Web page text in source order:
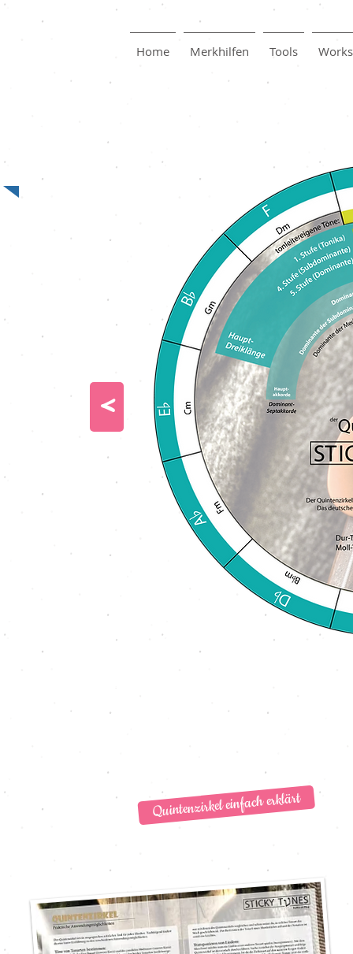
Home Merkhilfen Tools
Der Quintenzirkel
Interaktive Version
<
er Quintenzirkel ist ein
Quintenzirkel einfach erklärt